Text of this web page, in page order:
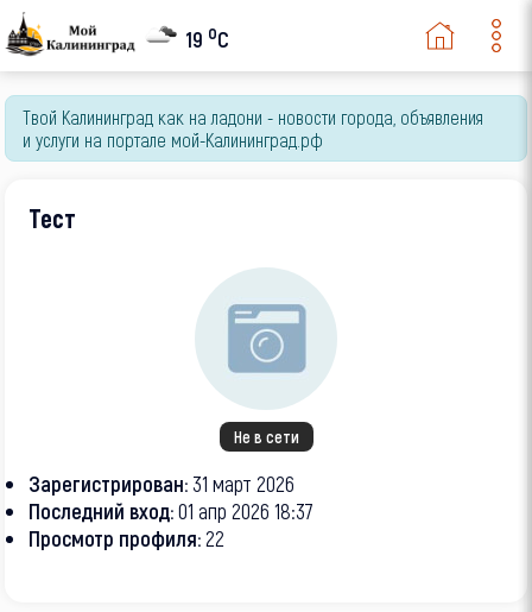
19 oC
Твой Калининград как на ладони - новости города, объявления
и услуги на портале мой-Калининград.рф
Тест
Не в сети
Зарегистрирован: 31 март 2026
Последний вход:01 апр 2026 18:37
Просмотр профиля:22